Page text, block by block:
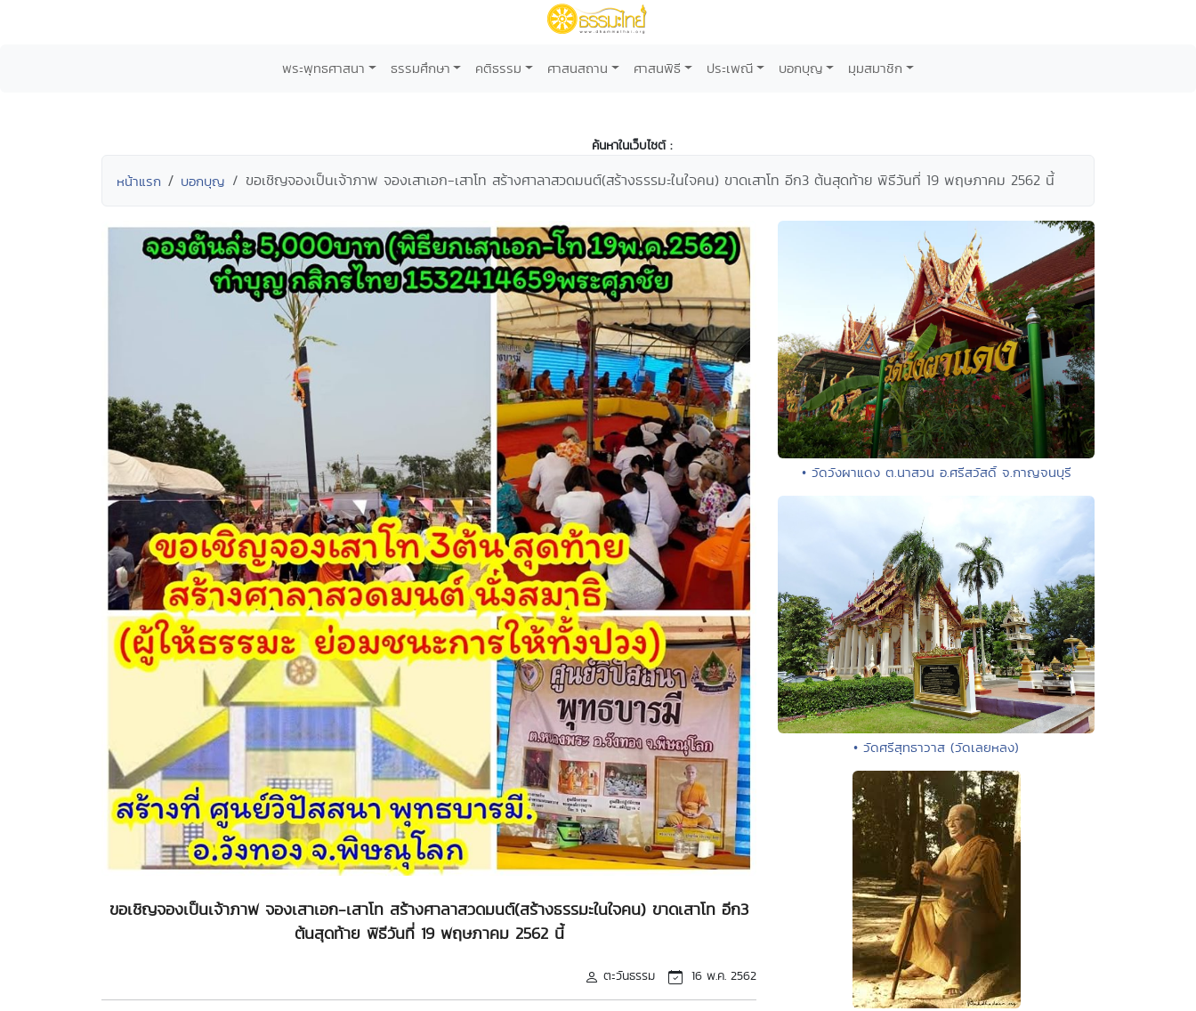
พระพุทธศาสนา ธรรมศึกษา คติธรรม ศาสนสถาน ศาสนพิธี ประเพณี บอกบุญ มุมสมาชิก
ค้นหาในเว็บไซต์ :
หน้าแรก บอกบุญ ขอเชิญจองเป็นเจ้าภาพ จองเสาเอก-เสาโท สร้างศาลาสวดมนต์(สร้างธรรมะในใจคน) ขาดเสาโท อีก3 ต้นสุดท้าย พิธีวันที่ 19 พฤษภาคม 2562 นี้
ขอเชิญจองเป็นเจ้าภาพ จองเสาเอก-เสาโท สร้างศาลาสวดมนต์(สร้างธรรมะในใจคน) ขาดเสาโท อีก3
ต้นสุดท้าย พิธีวันที่ 19 พฤษภาคม 2562 นี้
ตะวันธรรม 16 พ.ค. 2562
• วัดวังผาแดง ต.นาสวน อ.ศรีสวัสดิ์ จ.กาญจนบุรี
• วัดศรีสุทธาวาส (วัดเลยหลง)